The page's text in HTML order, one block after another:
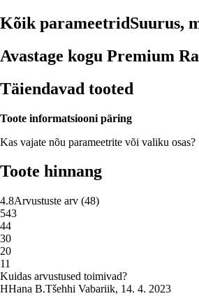
Kõik parameetridSuurus,
Avastage kogu Premium
Täiendavad tooted
Toote informatsiooni päring
Kas vajate nõu parameetrite või valiku osas?
Toote hinnang
4.8Arvustuste arv (48)
543
44
30
20
11
Kuidas arvustused toimivad?
HHana B.Tšehhi Vabariik, 14. 4. 2023